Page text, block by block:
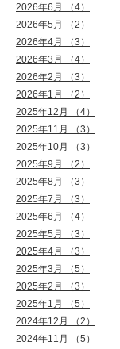
2026年6月 （4）
2026年5月 （2）
2026年4月 （3）
2026年3月 （4）
2026年2月 （3）
2026年1月 （2）
2025年12月 （4）
2025年11月 （3）
2025年10月 （3）
2025年9月 （2）
2025年8月 （3）
2025年7月 （3）
2025年6月 （4）
2025年5月 （3）
2025年4月 （3）
2025年3月 （5）
2025年2月 （3）
2025年1月 （5）
2024年12月 （2）
2024年11月 （5）